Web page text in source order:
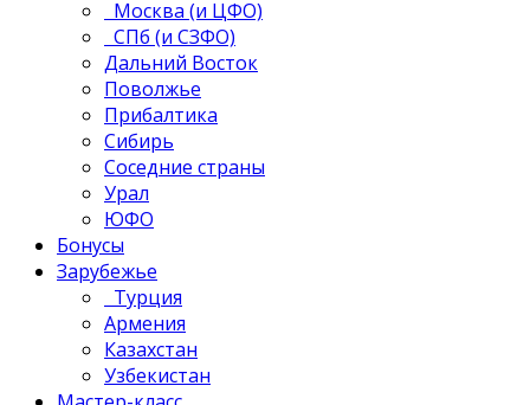
Москва (и ЦФО)
СПб (и СЗФО)
Дальний Восток
Поволжье
Прибалтика
Сибирь
Соседние страны
Урал
ЮФО
Бонусы
Зарубежье
Турция
Армения
Казахстан
Узбекистан